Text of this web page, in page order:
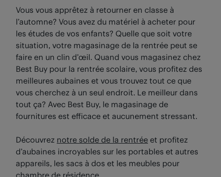
Vous vous apprêtez à retourner en classe à
l’automne? Vous avez du matériel à acheter pour
les études de vos enfants? Quelle que soit votre
situation, votre magasinage de la rentrée peut se
faire en un clin d’œil. Quand vous magasinez chez
Best Buy pour la rentrée scolaire, vous profitez des
meilleures aubaines et vous trouvez tout ce que
vous cherchez à un seul endroit. Le meilleur dans
tout ça? Avec Best Buy, le magasinage de
fournitures est efficace et aucunement stressant.
Découvrez notre solde de la rentrée et profitez
d’aubaines incroyables sur les portables et autres
appareils, les sacs à dos et les meubles pour
chambre de résidence.